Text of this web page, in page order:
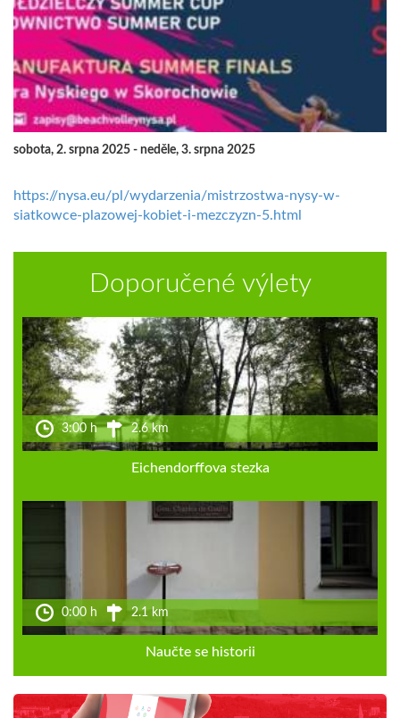
sobota, 2. srpna 2025 - neděle, 3. srpna 2025
https://nysa.eu/pl/wydarzenia/mistrzostwa-nysy-w-
siatkowce-plazowej-kobiet-i-mezczyzn-5.html
Doporučené výlety
3:00 h 2.6 km
Eichendorffova stezka
0:00 h 2.1 km
Naučte se historii